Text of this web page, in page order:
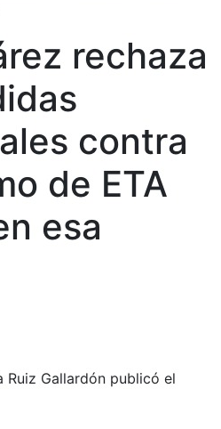
rechaza
contra
de ETA
esa
Ruiz Gallardón publicó el